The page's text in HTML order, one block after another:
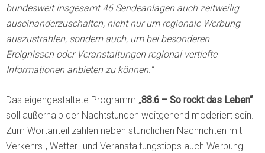
bundesweit insgesamt 46 Sendeanlagen auch zeitweilig
auseinanderzuschalten, nicht nur um regionale Werbung
auszustrahlen, sondern auch, um bei besonderen
Ereignissen oder Veranstaltungen regional vertiefte
Informationen anbieten zu können.“
Das eigengestaltete Programm „88.6 – So rockt das Leben“
soll außerhalb der Nachtstunden weitgehend moderiert sein.
Zum Wortanteil zählen neben stündlichen Nachrichten mit
Verkehrs-, Wetter- und Veranstaltungstipps auch Werbung